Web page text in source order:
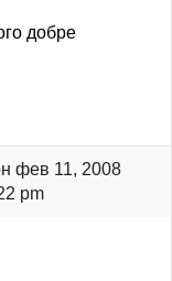
добре
фев 11, 2008
pm